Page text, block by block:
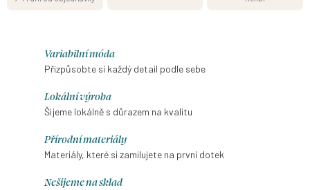
Variabilní móda
Přizpůsobte si každý detail podle sebe
Lokální výroba
Šijeme lokálně s důrazem na kvalitu
Přírodní materiály
Materiály, které si zamilujete na první dotek
Nešijeme na sklad